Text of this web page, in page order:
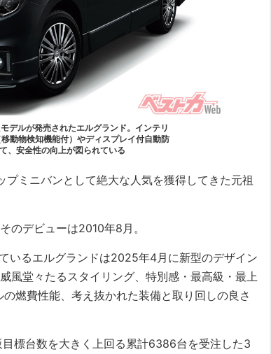
デルが発売されたエルグランド。インテリ
動物検知機能付）やディスプレイ付自動防
、安全性の向上が図られている
ミニバンとして絶大な人気を獲得してきた元祖
のデビューは2010年8月。
るエルグランドは2025年4月に新型のデザイン
風堂々たるスタイリング、特別感・最高級・最上
燃費性能、考え抜かれた装備と取り回しの良さ
標台数を大きく上回る累計6386台を受注した3